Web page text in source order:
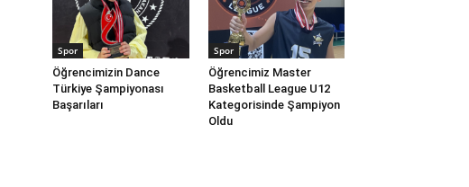
Spor
Öğrencimizin Dance
Türkiye Şampiyonası
Başarıları
Spor
Öğrencimiz Master
Basketball League U12
Kategorisinde Şampiyon
Oldu